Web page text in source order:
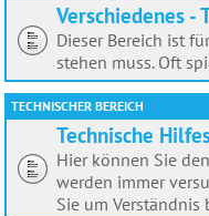
Verschiedenes -
Dieser Bereich ist
stehen muss. Oft
TECHNISCHER BEREICH
Technische
Hier können Sie
werden immer
Sie um Verständnis